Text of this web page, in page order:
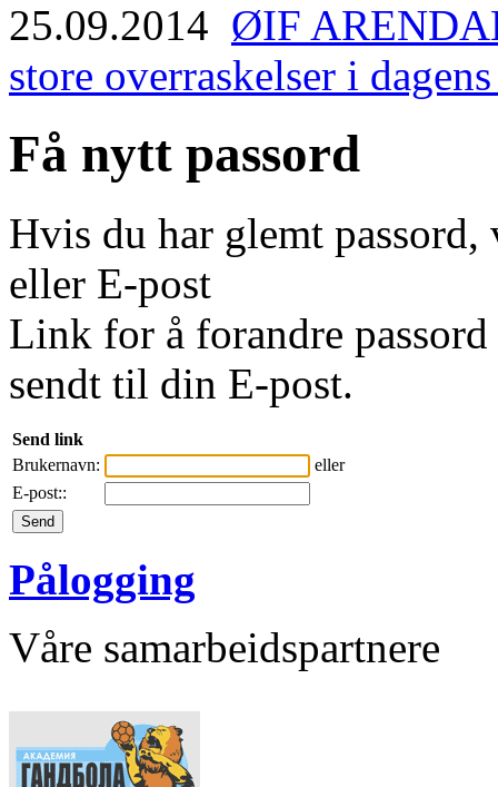
25.09.2014 ØIF
store overraskelser i
Få nytt passord
Hvis du har glemt
eller E-post
Link for å forandre
sendt til din E-post.
Send link
Brukernavn:
eller
E-post::
Pålogging
Våre samarbeidspartnere